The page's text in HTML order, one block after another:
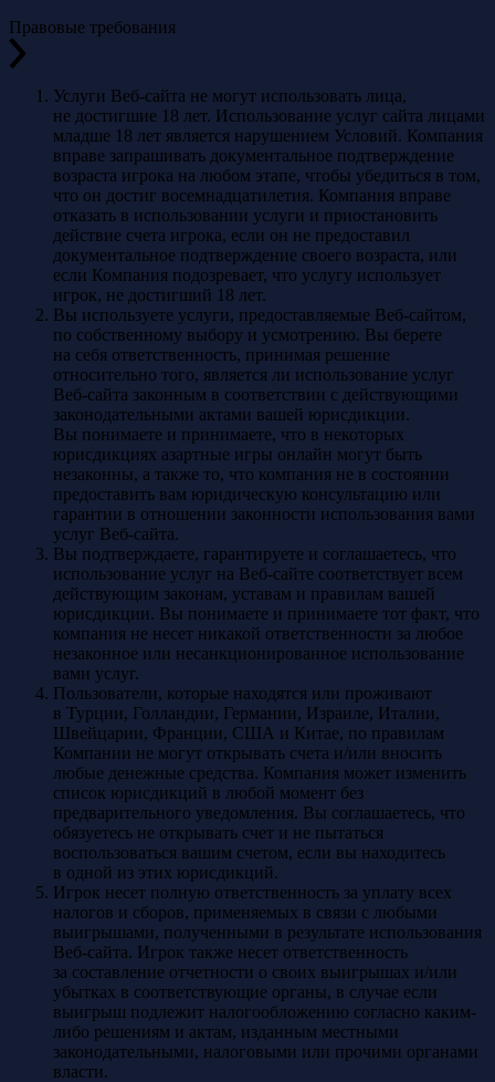
Правовые требования
Услуги Веб-сайта не могут использовать лица,
не достигшие 18 лет. Использование услуг сайта лицами
младше 18 лет является нарушением Условий. Компания
вправе запрашивать документальное подтверждение
возраста игрока на любом этапе, чтобы убедиться в том,
что он достиг восемнадцатилетия. Компания вправе
отказать в использовании услуги и приостановить
действие счета игрока, если он не предоставил
документальное подтверждение своего возраста, или
если Компания подозревает, что услугу использует
игрок, не достигший 18 лет.
Вы используете услуги, предоставляемые Веб-сайтом,
по собственному выбору и усмотрению. Вы берете
на себя ответственность, принимая решение
относительно того, является ли использование услуг
Веб-сайта законным в соответствии с действующими
законодательными актами вашей юрисдикции.
Вы понимаете и принимаете, что в некоторых
юрисдикциях азартные игры онлайн могут быть
незаконны, а также то, что компания не в состоянии
предоставить вам юридическую консультацию или
гарантии в отношении законности использования вами
услуг Веб-сайта.
Вы подтверждаете, гарантируете и соглашаетесь, что
использование услуг на Веб-сайте соответствует всем
действующим законам, уставам и правилам вашей
юрисдикции. Вы понимаете и принимаете тот факт, что
компания не несет никакой ответственности за любое
незаконное или несанкционированное использование
вами услуг.
Пользователи, которые находятся или проживают
в Турции, Голландии, Германии, Израиле, Италии,
Швейцарии, Франции, США и Китае, по правилам
Компании не могут открывать счета и/или вносить
любые денежные средства. Компания может изменить
список юрисдикций в любой момент без
предварительного уведомления. Вы соглашаетесь, что
обязуетесь не открывать счет и не пытаться
воспользоваться вашим счетом, если вы находитесь
в одной из этих юрисдикций.
Игрок несет полную ответственность за уплату всех
налогов и сборов, применяемых в связи с любыми
выигрышами, полученными в результате использования
Веб-сайта. Игрок также несет ответственность
за составление отчетности о своих выигрышах и/или
убытках в соответствующие органы, в случае если
выигрыш подлежит налогообложению согласно каким-
либо решениям и актам, изданным местными
законодательными, налоговыми или прочими органами
власти.